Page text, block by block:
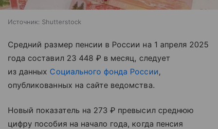
Источник: Shutterstock
Средний размер пенсии в России на 1 апреля 2025
года составил 23 448 ₽ в месяц, следует
из данных Социального фонда России,
опубликованных на сайте ведомства.
Новый показатель на 273 ₽ превысил среднюю
цифру пособия на начало года, когда пенсия